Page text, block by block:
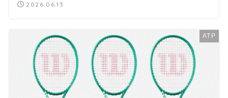
2026.06.13
ATP